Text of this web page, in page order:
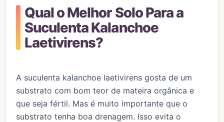
Qual o Melhor Solo Para a
Suculenta Kalanchoe
Laetivirens?
A suculenta kalanchoe laetivirens gosta de um
substrato com bom teor de mateira orgânica e
que seja fértil. Mas é muito importante que o
substrato tenha boa drenagem. Isso evita o